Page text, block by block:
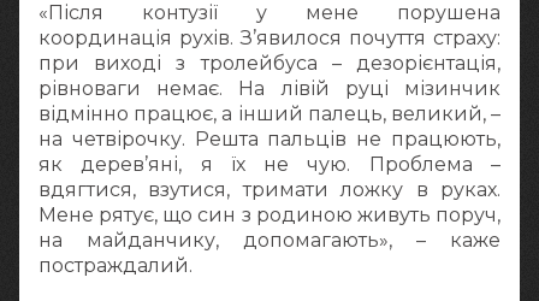
«Після контузії у мене порушена
координація рухів. З’явилося почуття страху:
при виході з тролейбуса – дезорієнтація,
рівноваги немає. На лівій руці мізинчик
відмінно працює, а інший палець, великий, –
на четвірочку. Решта пальців не працюють,
як дерев’яні, я їх не чую. Проблема –
вдягтися, взутися, тримати ложку в руках.
Мене рятує, що син з родиною живуть поруч,
на майданчику, допомагають», – каже
постраждалий.